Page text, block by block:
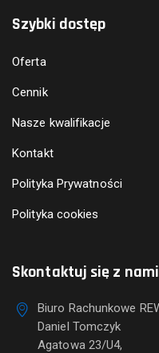
Szybki dostęp
Oferta
Cennik
Nasze kwalifikacje
Kontakt
Polityka Prywatności
Polityka cookies
Skontaktuj się z nami
Biuro Rachunkowe
Daniel Tomczyk
Agatowa 23/U4,